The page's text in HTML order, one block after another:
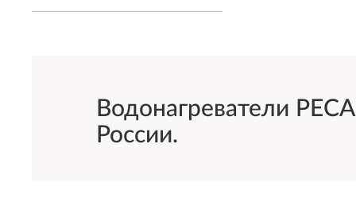
Водонагреватели
России.